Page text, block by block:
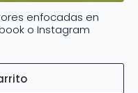
enfocadas en
o Instagram